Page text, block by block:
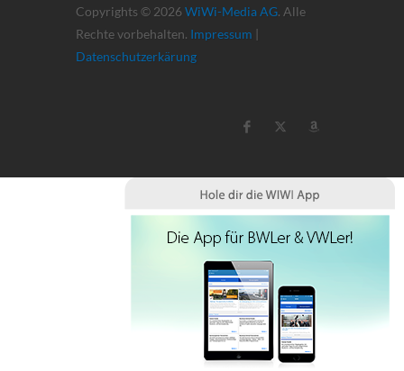
Copyrights © 2026 WiWi-Media AG. Alle
Rechte vorbehalten. Impressum |
Datenschutzerkärung